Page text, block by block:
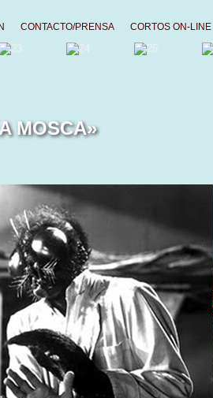
CONTACTO/PRENSA CORTOS ON-LINE
MOSCA»